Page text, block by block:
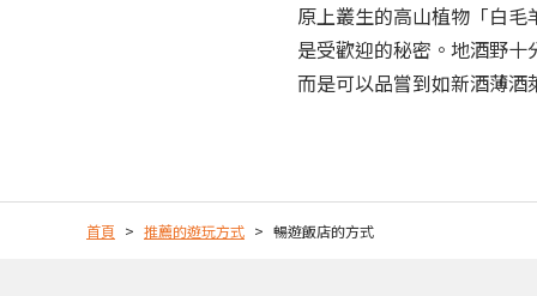
原上叢生的高山植物「白
是受歡迎的秘密。地酒野
而是可以品嘗到如新酒薄酒
首頁 推薦的遊玩方式 暢遊飯店的方式